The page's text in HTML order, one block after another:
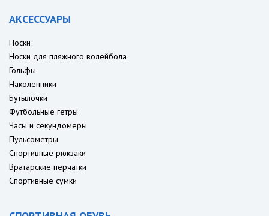
АКСЕССУАРЫ
Носки
Носки для пляжного волейбола
Гольфы
Наколенники
Бутылочки
Футбольные гетры
Часы и секундомеры
Пульсометры
Спортивные рюкзаки
Вратарские перчатки
Спортивные сумки